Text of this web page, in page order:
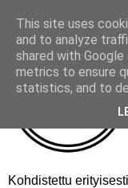
Kohdistettu
This site uses
and to analyze
shared with
metrics to ensure
statistics, and to